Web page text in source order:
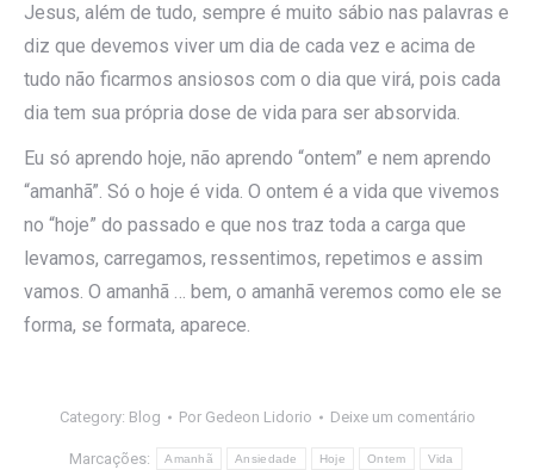
Jesus, além de tudo, sempre é muito sábio nas palavras e
diz que devemos viver um dia de cada vez e acima de
tudo não ficarmos ansiosos com o dia que virá, pois cada
dia tem sua própria dose de vida para ser absorvida.
Eu só aprendo hoje, não aprendo “ontem” e nem aprendo
“amanhã”. Só o hoje é vida. O ontem é a vida que vivemos
no “hoje” do passado e que nos traz toda a carga que
levamos, carregamos, ressentimos, repetimos e assim
vamos. O amanhã … bem, o amanhã veremos como ele se
forma, se formata, aparece.
Category: Blog Por Gedeon Lidorio Deixe um comentário
Marcações: Amanhã Ansiedade Hoje Ontem Vida